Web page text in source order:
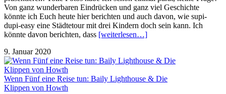
Von ganz wunderbaren Eindrücken und ganz viel Geschichte
könnte ich Euch heute hier berichten und auch davon, wie supi-
dupi-easy eine Städtetour mit drei Kindern doch sein kann. Ich
könnte davon berichten, dass [weiterlesen…]
9. Januar 2020
Wenn Fünf eine Reise tun: Baily Lighthouse & Die
Klippen von Howth